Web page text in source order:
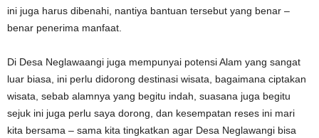
ini juga harus dibenahi, nantiya bantuan tersebut yang benar –
benar penerima manfaat.
Di Desa Neglawaangi juga mempunyai potensi Alam yang sangat
luar biasa, ini perlu didorong destinasi wisata, bagaimana ciptakan
wisata, sebab alamnya yang begitu indah, suasana juga begitu
sejuk ini juga perlu saya dorong, dan kesempatan reses ini mari
kita bersama – sama kita tingkatkan agar Desa Neglawangi bisa